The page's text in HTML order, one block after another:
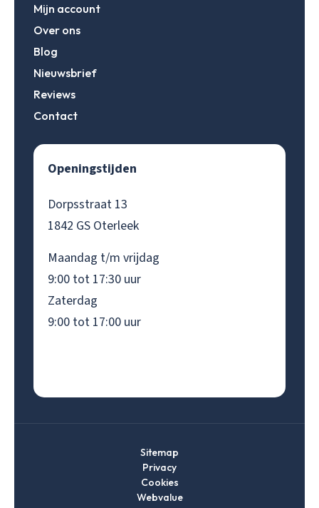
Mijn account
Over ons
Blog
Nieuwsbrief
Reviews
Contact
Openingstijden
Dorpsstraat 13
1842 GS Oterleek
Maandag t/m vrijdag
9:00 tot 17:30 uur
Zaterdag
9:00 tot 17:00 uur
Sitemap
Privacy
Cookies
Webvalue